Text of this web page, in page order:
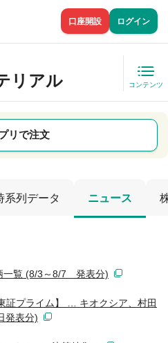
口座開設 ログイン
リアル コンテンツ
リで注文
系列データ ニュース
一覧 (8/3～8/7 発表分)
証プライム】 … キオクシア、村田
発表分)